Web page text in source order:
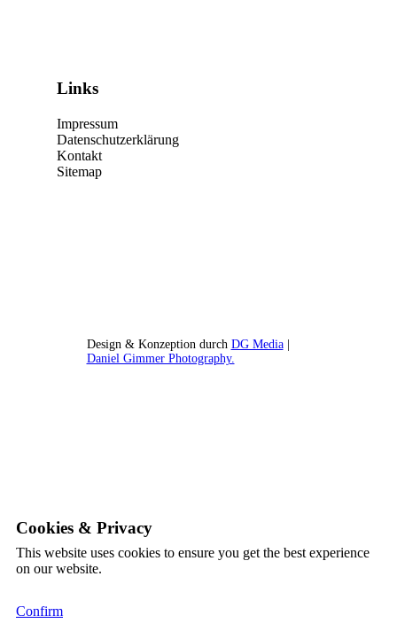
Links
Impressum
Datenschutzerklärung
Kontakt
Sitemap
Design & Konzeption durch DG Media|
Daniel Gimmer Photography.
Cookies & Privacy
This website uses cookies to ensure you get the best experience
on our website.
Confirm